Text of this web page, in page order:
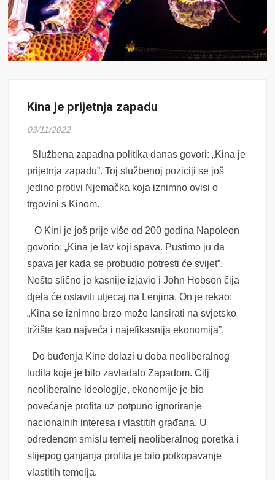
Kina je prijetnja zapadu
03/11/2022
Službena zapadna politika danas govori: „Kina je
prijetnja zapadu”. Toj službenoj poziciji se još
jedino protivi Njemačka koja iznimno ovisi o
trgovini s Kinom.
O Kini je još prije više od 200 godina Napoleon
govorio: „Kina je lav koji spava. Pustimo ju da
spava jer kada se probudio potresti će svijet”.
Nešto slično je kasnije izjavio i John Hobson čija
djela će ostaviti utjecaj na Lenjina. On je rekao:
„Kina se iznimno brzo može lansirati na svjetsko
tržište kao najveća i najefikasnija ekonomija”.
Do buđenja Kine dolazi u doba neoliberalnog
ludila koje je bilo zavladalo Zapadom. Cilj
neoliberalne ideologije, ekonomije je bio
povećanje profita uz potpuno ignoriranje
nacionalnih interesa i vlastitih građana. U
određenom smislu temelj neoliberalnog poretka i
slijepog ganjanja profita je bilo potkopavanje
vlastitih temelja.